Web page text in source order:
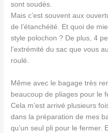
sont soudés.
Mais c’est souvent aux
de l’étanchéité. Et quoi de
style polochon ? De plus, 4
l’extrémité du sac que vous
roulé.
Même avec le bagage très
beaucoup de pliages pour le
Cela m’est arrivé plusieurs
dans la préparation de mes
qu’un seul pli pour le fermer.